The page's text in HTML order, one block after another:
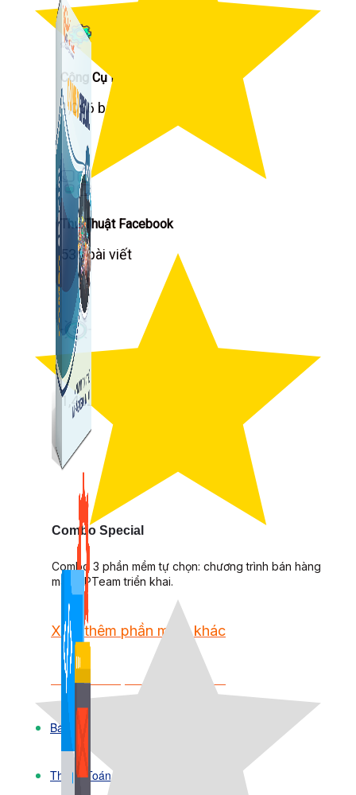
Công Cụ Marketing
1,066 bài viết
Thủ Thuật Facebook
536 bài viết
Kiếm Tiền MMO
1,422 bài viết
Combo Special
Combo 3 phần mềm tự chọn: chương trình bán hàng
mà ATPTeam triển khai.
Xem thêm phần mềm khác
Xem thêm phần mềm khác
Bảng Giá
Thanh Toán